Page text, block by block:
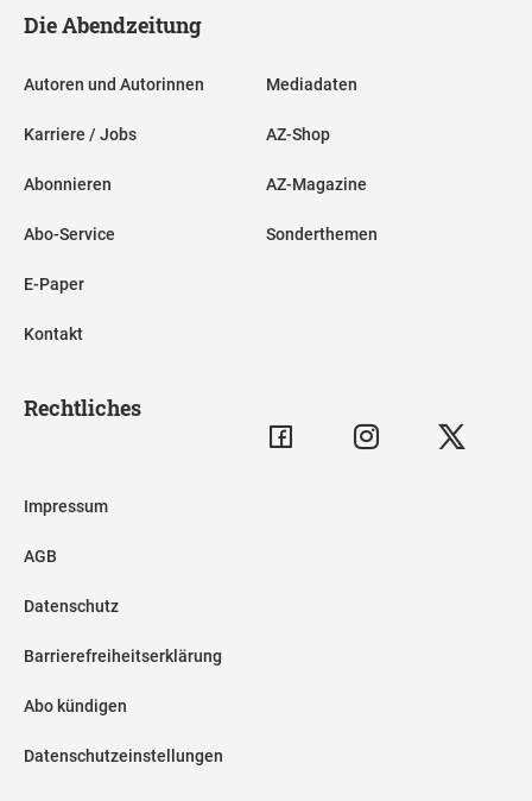
Die Abendzeitung
Autoren und Autorinnen
Karriere / Jobs
Abonnieren
Abo-Service
E-Paper
Kontakt
Mediadaten
AZ-Shop
AZ-Magazine
Sonderthemen
Rechtliches
Impressum
AGB
Datenschutz
Barrierefreiheitserklärung
Abo kündigen
Datenschutzeinstellungen